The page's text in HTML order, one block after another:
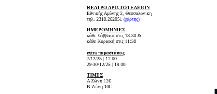
ΘΕΑΤΡΟ ΑΡΙΣΤΟΤΕΛΕΙΟΝ
Εθνικής Αμύνης 2, Θεσσαλονίκη
τηλ. 2310.262051 (χάρτης)
ΗΜΕΡΟΜΗΝΙΕΣ
κάθε Σάββατο στις 18:30 &
κάθε Κυριακή στις 11:30
extra παραστάσεις
7/12/25 | 17:00
29-30/12/25 | 19:00
ΤΙΜΕΣ
Α Ζώνη 12€
Β Ζώνη 10€